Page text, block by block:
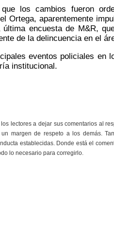
los cambios fueron
Ortega, aparentemente
última encuesta de M&R,
de la delincuencia en el
eventos policiales en
institucional.
lectores a dejar sus comentarios al
margen de respeto a los demás.
establecidas. Donde está el
lo necesario para corregirlo.